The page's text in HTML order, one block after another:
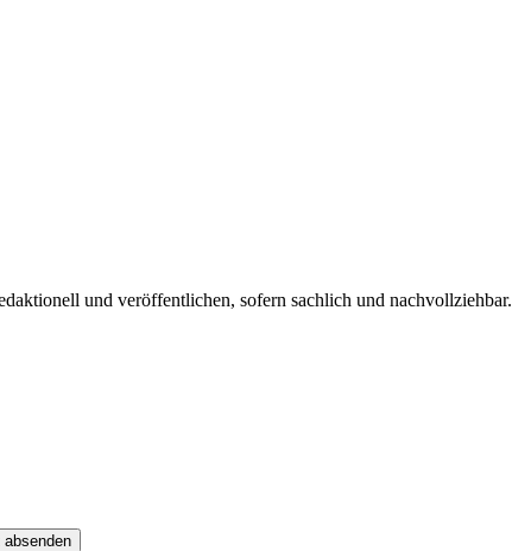
und veröffentlichen, sofern sachlich und nachvollziehbar.
absenden